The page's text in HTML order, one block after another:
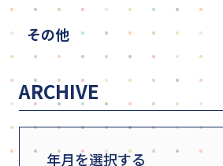
その他
ARCHIVE